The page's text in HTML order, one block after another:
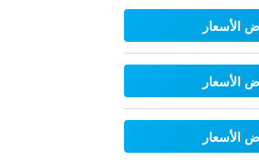
الأسعار
الأسعار
الأسعار